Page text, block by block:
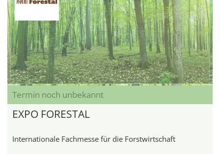
Termin noch unbekannt
EXPO FORESTAL
Internationale Fachmesse für die Forstwirtschaft